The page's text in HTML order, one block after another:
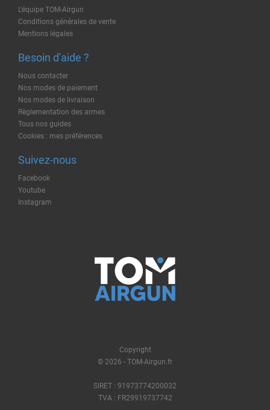
L'équipe TOM-Airgun
Conditions générales de vente
Mentions légales
Besoin d'aide ?
Nous contacter
Nos modes de paiement
Nos modes de livraison
Règlementation des armes
Tous nos guides
Cookies : mes préférences
Suivez-nous
Facebook
Youtube
Instagram
Copyright
© 2026 - TOM-Airgun.fr
SIRET : 91973774200032
TVA : FR29919737742